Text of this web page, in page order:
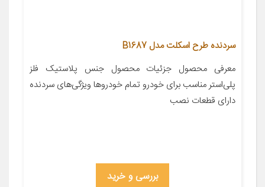
سردنده طرح اسکلت مدل B1687
معرفی محصول جزئیات محصول جنس پلاستیک فلز
پلی‌استر مناسب برای خودرو تمام خودروها ویژگی‌های سردنده
دارای قطعات نصب
بررسی و خرید